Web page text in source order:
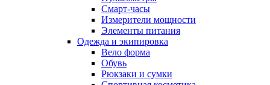
Смарт-часы
Измерители мощности
Элементы питания
Одежда и экипировка
Вело форма
Обувь
Рюкзаки и сумки